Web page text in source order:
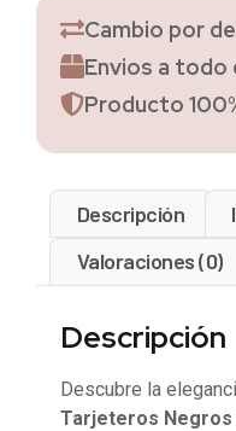
Cambio por
Envios a todo
Producto
Descripción
Valoraciones (0)
Descripción
Descubre la
Tarjeteros Negros